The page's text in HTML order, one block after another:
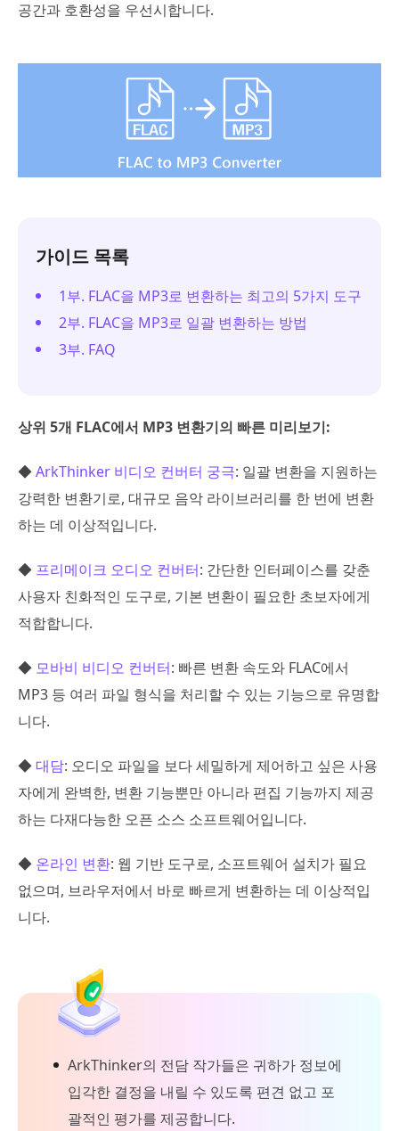
공간과 호환성을 우선시합니다.
가이드 목록
1부. FLAC을 MP3로 변환하는 최고의 5가지 도구
2부. FLAC을 MP3로 일괄 변환하는 방법
3부. FAQ
상위 5개 FLAC에서 MP3 변환기의 빠른 미리보기:
◆ArkThinker 비디오 컨버터 궁극: 일괄 변환을 지원하는
강력한 변환기로, 대규모 음악 라이브러리를 한 번에 변환
하는 데 이상적입니다.
◆ 프리메이크 오디오 컨버터: 간단한 인터페이스를 갖춘
사용자 친화적인 도구로, 기본 변환이 필요한 초보자에게
적합합니다.
◆ 모바비 비디오 컨버터: 빠른 변환 속도와 FLAC에서
MP3 등 여러 파일 형식을 처리할 수 있는 기능으로 유명합
니다.
◆대담: 오디오 파일을 보다 세밀하게 제어하고 싶은 사용
자에게 완벽한, 변환 기능뿐만 아니라 편집 기능까지 제공
하는 다재다능한 오픈 소스 소프트웨어입니다.
◆ 온라인 변환: 웹 기반 도구로, 소프트웨어 설치가 필요
없으며, 브라우저에서 바로 빠르게 변환하는 데 이상적입
니다.
ArkThinker의 전담 작가들은 귀하가 정보에
입각한 결정을 내릴 수 있도록 편견 없고 포
괄적인 평가를 제공합니다.